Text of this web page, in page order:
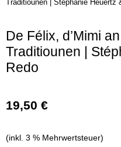
Traditiounen | Stéphanie Heuertz
De Félix, d’Mimi
Traditiounen |
Redo
19,50 €
(inkl. 3 % Mehrwertsteuer)